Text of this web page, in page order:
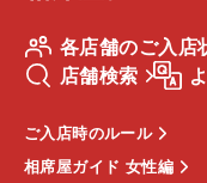
各店舗のご入店
店舗検索
ご入店時のルール
相席屋ガイド 女性編